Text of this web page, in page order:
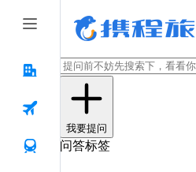
我要提问
问答标签